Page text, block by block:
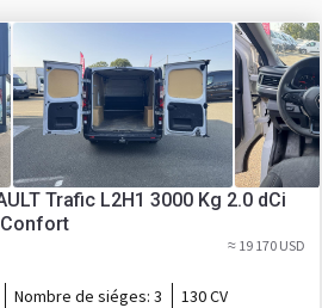
Trafic L2H1 3000 Kg 2.0 dCi
≈ 19 170 USD
Nombre de siéges: 3
130 CV